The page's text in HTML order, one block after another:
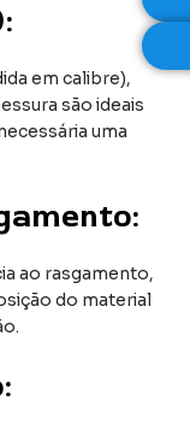
em calibre),
são ideais
uma
ao rasgamento,
do material